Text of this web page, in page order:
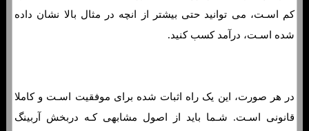
کم اسـت، می توانید حتی بیشتر از انچه در مثال بالا نشان داده
شده اسـت، درآمد کسب کنید.
در هر صورت، این یک راه اثبات شده برای موفقیت اسـت و کاملا
قانونی اسـت. شـما باید از اصول مشابهی کـه دربخش آربینگ